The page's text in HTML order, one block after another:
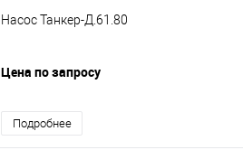
Насос Танкер-Д.61.80
Цена по запросу
Подробнее